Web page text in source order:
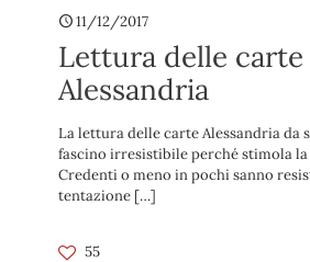
11/12/2017
Lettura delle carte
Alessandria
La lettura delle carte Alessandria da
fascino irresistibile perché stimola
Credenti o meno in pochi sanno
tentazione […]
55